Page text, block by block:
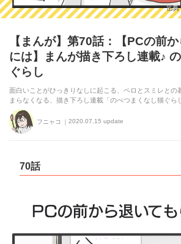
出典
【まんが】第70話：【PCの前
には】まんが描き下ろし連載♪
ぐらし
面白いことがひっきりなしに起こる、ペロとスミレとの
まらなくなる、描き下ろし連載「のべつまくなし猫ぐら
フニャコ 2020.07.15 update
70話